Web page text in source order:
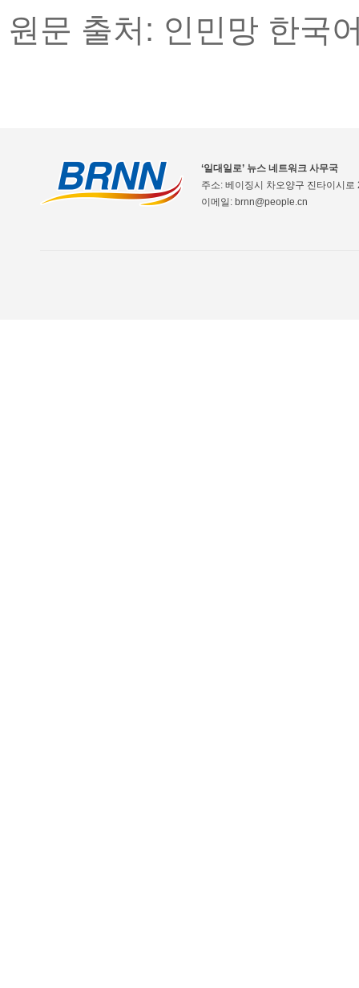
원문 출처: 인민망 한국
‘일대일로’ 뉴스 네트워크 사무국
주소: 베이징시 차오양구 진타이시
이메일: brnn@people.cn